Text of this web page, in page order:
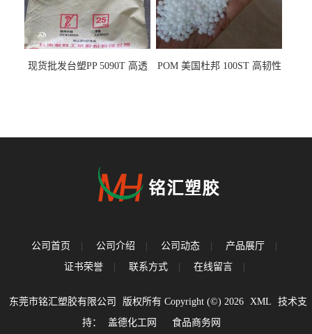
现货批发台塑PP 5090T 高透
POM 美国杜邦 100ST 高韧性
公司首页 | 公司介绍 | 公司动态 | 产品展厅
|
证书荣誉
| 联系方式 | 在线留言 |
东莞市铭汇塑胶有限公司 版权所有 Copyright (©) 2026 XML
技术支
持：
盖德化工网 食品商务网